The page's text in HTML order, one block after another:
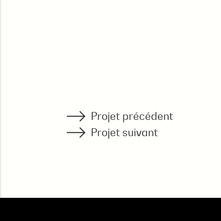
Projet précédent
Projet suivant